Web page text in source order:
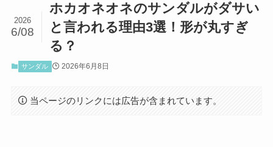
ホカオネオネのサンダルがダサい
と言われる理由3選！形が丸すぎ
る？
2026
6/08
サンダル 2026年6月8日
当ページのリンクには広告が含まれています。